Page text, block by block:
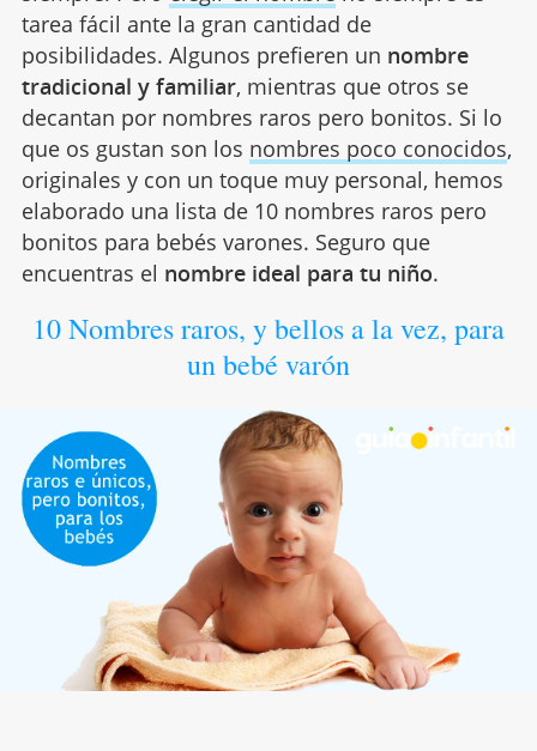
tarea fácil ante la gran cantidad de
posibilidades. Algunos prefieren un nombre
tradicional y familiar, mientras que otros se
decantan por nombres raros pero bonitos. Si lo
que os gustan son los nombres poco conocidos,
originales y con un toque muy personal, hemos
elaborado una lista de 10 nombres raros pero
bonitos para bebés varones. Seguro que
encuentras el nombre ideal para tu niño.
10 Nombres raros, y bellos a la vez, para
un bebé varón